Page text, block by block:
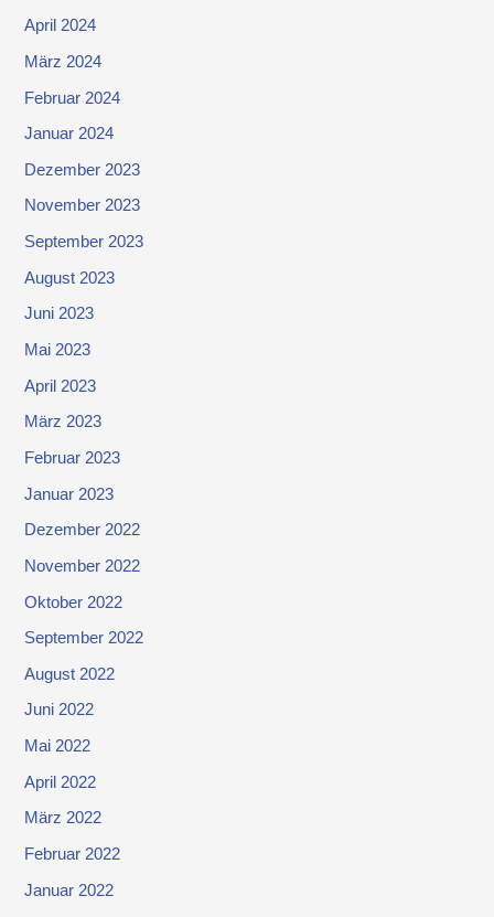
April 2024
März 2024
Februar 2024
Januar 2024
Dezember 2023
November 2023
September 2023
August 2023
Juni 2023
Mai 2023
April 2023
März 2023
Februar 2023
Januar 2023
Dezember 2022
November 2022
Oktober 2022
September 2022
August 2022
Juni 2022
Mai 2022
April 2022
März 2022
Februar 2022
Januar 2022